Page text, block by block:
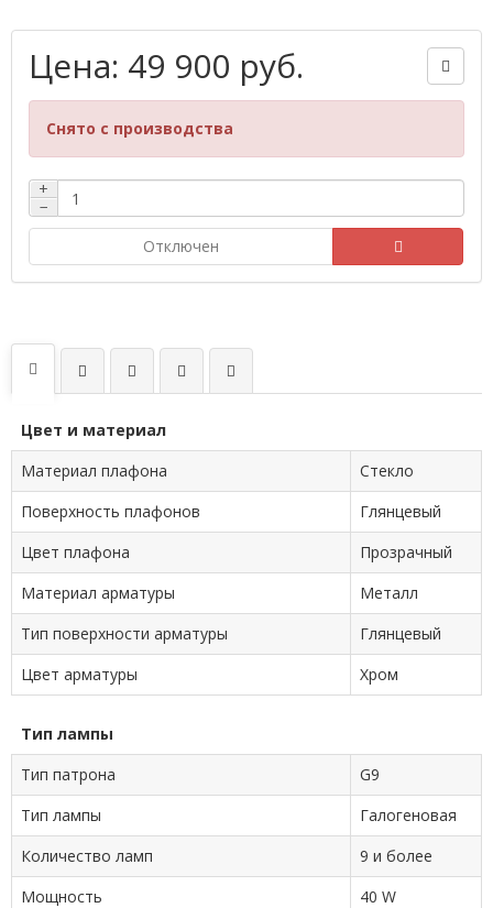
Цена: 49 900 руб.
Снято с производства
+
−
Отключен
Цвет и материал
Материал плафона
Стекло
Поверхность плафонов
Глянцевый
Цвет плафона
Прозрачный
Материал арматуры
Металл
Тип поверхности арматуры
Глянцевый
Цвет арматуры
Хром
Тип лампы
Тип патрона
G9
Тип лампы
Галогеновая
Количество ламп
9 и более
Мощность
40 W